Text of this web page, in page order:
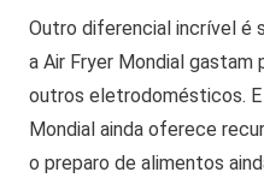
Outro diferencial incrível é
a Air Fryer Mondial gastam
outros eletrodomésticos.
Mondial ainda oferece
o preparo de alimentos